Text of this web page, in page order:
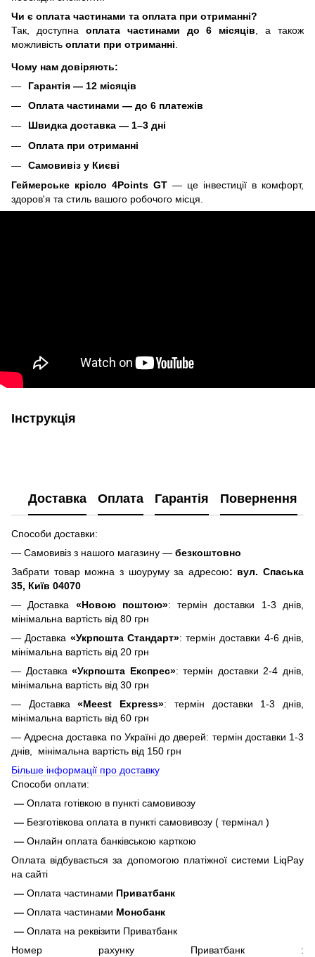
Чи є оплата частинами та оплата при отриманні?
Так, доступна оплата частинами до 6 місяців , а також
можливість оплати при отриманні
Чому нам довіряють:
Гарантія — 12 місяців
Оплата частинами — до 6 платежів
Швидка доставка — 1–3 дні
Оплата при отриманні
Самовивіз у Києві
Геймерське крісло 4Points GT — це інвестиції в комфорт,
здоров'я та стиль вашого робочого місця.
Інструкція
Доставка Оплата Гарантія Повернення
Способи доставки:
— Самовивіз з нашого магазину — безкоштовно
Забрати товар можна з шоуруму за адресою: вул. Спаська
35, Київ 04070
— Доставка «Новою поштою»: термін доставки 1-3 днів,
мінімальна вартість від 80 грн
— Доставка «Укрпошта Стандарт»: термін доставки 4-6 днів,
мінімальна вартість від 20 грн
— Доставка«Укрпошта Експрес»: термін доставки 2-4 днів,
мінімальна вартість від 30 грн
— Доставка«Meest Express»: термін доставки 1-3 днів,
мінімальна вартість від 60 грн
— Адресна доставка по Україні до дверей: термін доставки 1-3
днів, мінімальна вартість від 150 грн
Більше інформації про доставку
Способи оплати:
— Оплата готівкою в пункті самовивозу
— Безготівкова оплата в пункті самовивозу ( термінал )
— Онлайн оплата банківською карткою
Оплата відбувається за допомогою платіжної системи LiqPay
на сайті
— Оплата частинами Приватбанк
— Оплата частинами Монобанк
— Оплата на реквізити Приватбанк
Номер рахунку Приватбанк :